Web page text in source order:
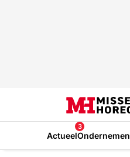
Actueel
3
Ondernemen